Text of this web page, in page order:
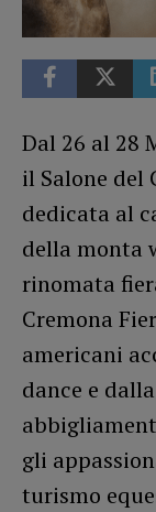
Dal 26 al 28
il Salone del
dedicata al
della monta
rinomata
Cremona
americani
dance e
gli
turismo